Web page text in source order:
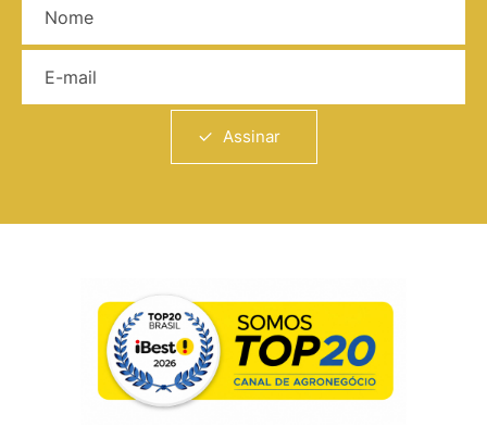
Assinar